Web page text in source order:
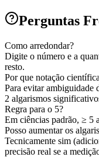
Perguntas
Como arredondar?
Digite o número e a
resto.
Por que notação
Para evitar ambiguidade
2 algarismos
Regra para o 5?
Em ciências padrão, ≥ 5
Posso aumentar os
Tecnicamente sim
precisão real se a